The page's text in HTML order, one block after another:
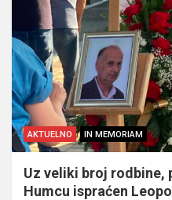
AKTUELNO IN MEMORIAM
Uz veliki broj rodbine,
Humcu ispraćen